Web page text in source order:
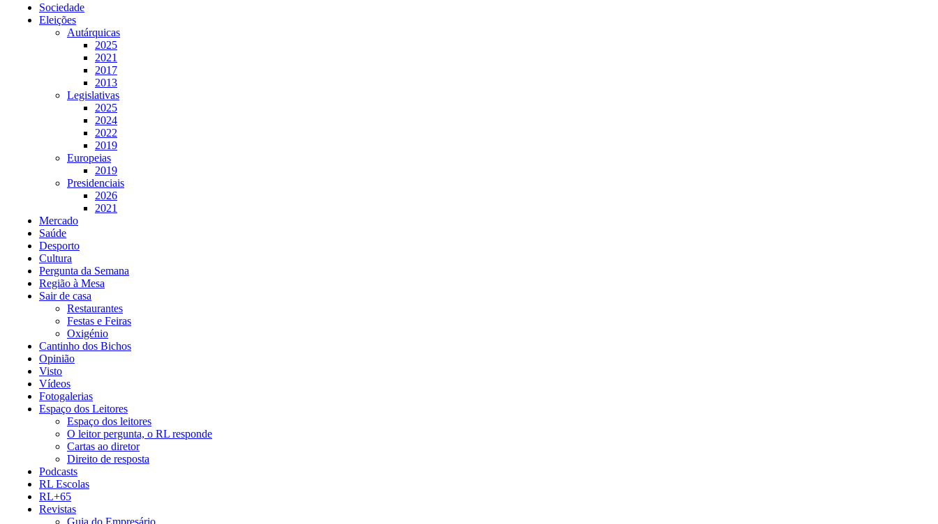
Sociedade
Eleições
Autárquicas
2025
2021
2017
2013
Legislativas
2025
2024
2022
2019
Europeias
2019
Presidenciais
2026
2021
Mercado
Saúde
Desporto
Cultura
Pergunta da Semana
Região à Mesa
Sair de casa
Restaurantes
Festas e Feiras
Oxigénio
Cantinho dos Bichos
Opinião
Visto
Vídeos
Fotogalerias
Espaço dos Leitores
Espaço dos leitores
O leitor pergunta, o RL responde
Cartas ao diretor
Direito de resposta
Podcasts
RL Escolas
RL+65
Revistas
Guia do Empresário